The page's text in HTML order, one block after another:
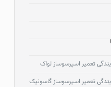
تعمیر اسپرسوساز لواک
تعمیر اسپرسوساز گاسونیک